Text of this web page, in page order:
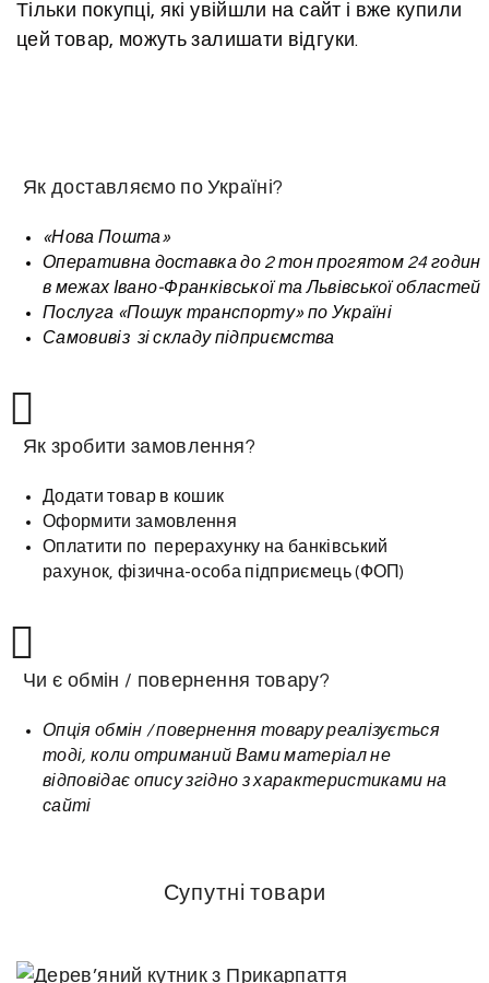
Тільки покупці, які увійшли на сайт і вже купили
цей товар, можуть залишати відгуки.
Як доставляємо по Україні?
«Нова Пошта»
Оперативна доставка до 2 тон прогятом 24 годин
в межах Івано-Франківської та Львівської областей
Послуга «Пошук транспорту» по Україні
Самовивіз зі складу підприємства
Як зробити замовлення?
Додати товар в кошик
Оформити замовлення
Оплатити по перерахунку на банківський
рахунок, фізична-особа підприємець (ФОП)
Чи є обмін / повернення товару?
Опція обмін / повернення товару реалізується
тоді, коли отриманий Вами матеріал не
відповідає опису згідно з характеристиками на
сайті
Супутні товари